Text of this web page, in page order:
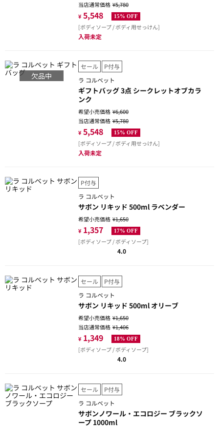
当店通常価格¥5,780
¥ 5,548 15% OFF
[ボディソープ / ボディ用せっけん]
入荷未定
欠品中
セール
P付与
ラ コルベット
ギフトバッグ 3点 シークレットオブカラ
ンク
希望小売価格¥6,600
当店通常価格¥5,780
¥ 5,548 15% OFF
[ボディソープ / ボディ用せっけん]
入荷未定
P付与
ラ コルベット
サボン リキッド 500ml ラベンダー
希望小売価格¥1,650
¥ 1,357 17% OFF
[ボディソープ / ボディソープ]
4.0
セール
P付与
ラ コルベット
サボン リキッド 500ml オリーブ
希望小売価格¥1,650
当店通常価格¥1,406
¥ 1,349 18% OFF
[ボディソープ / ボディソープ]
4.0
セール
P付与
ラ コルベット
サボンノワール・エコロジー ブラックソ
ープ 1000ml